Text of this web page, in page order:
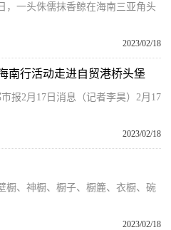
，一头侏儒抹香鲸在海南三亚角头
2023/02/18
南行活动走进自贸港桥头堡
报2月17日消息（记者李昊）2月17
2023/02/18
橱、神橱、橱子、橱簏、衣橱、碗
2023/02/18